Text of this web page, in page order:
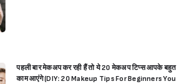
पहली बार मेकअप कर रही हैं तो ये 20 मेकअप टिप्स आपके बहुत
काम आएंगे (DIY: 20 Makeup Tips For Beginners You